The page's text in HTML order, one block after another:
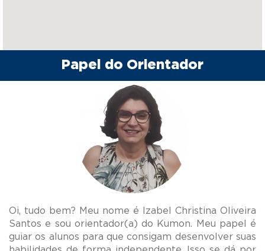
Papel do Orientador
Oi, tudo bem? Meu nome é Izabel Christina Oliveira
Santos e sou orientador(a) do Kumon. Meu papel é
guiar os alunos para que consigam desenvolver suas